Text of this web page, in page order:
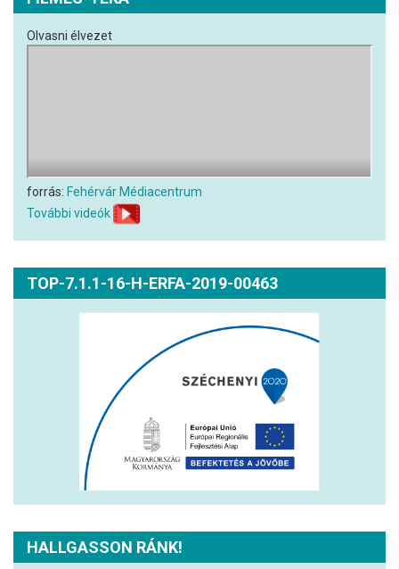
Olvasni élvezet
forrás: Fehérvár Médiacentrum
További videók
TOP-7.1.1-16-H-ERFA-2019-00463
HALLGASSON RÁNK!